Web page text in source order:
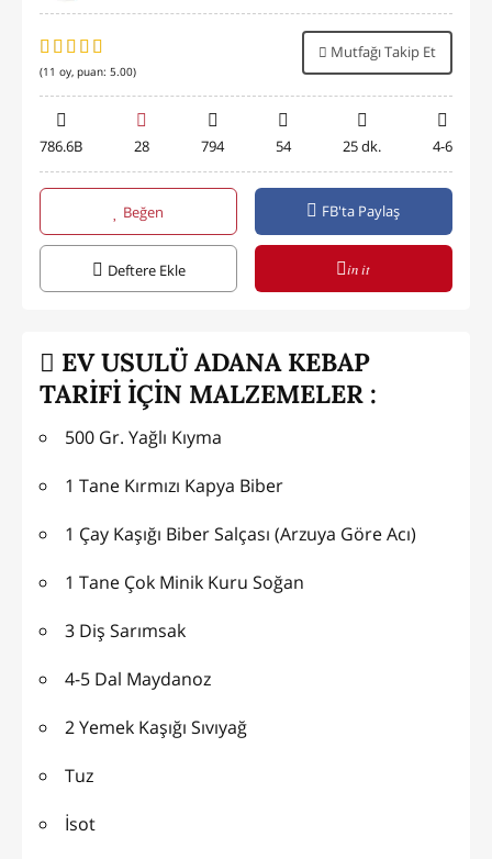
(11 oy, puan: 5.00)
Mutfağı Takip Et
786.6B 28 794 54 25 dk. 4-6
Beğen FB'ta Paylaş
Deftere Ekle in it
EV USULÜ ADANA KEBAP
TARİFİ İÇİN MALZEMELER :
500 Gr. Yağlı Kıyma
1 Tane Kırmızı Kapya Biber
1 Çay Kaşığı Biber Salçası (Arzuya Göre Acı)
1 Tane Çok Minik Kuru Soğan
3 Diş Sarımsak
4-5 Dal Maydanoz
2 Yemek Kaşığı Sıvıyağ
Tuz
İsot